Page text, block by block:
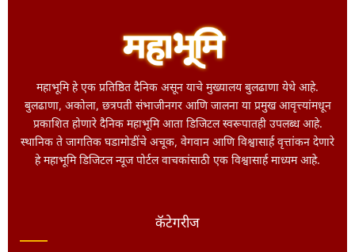
महाभूमि हे एक प्रतिष्ठित दैनिक असून याचे मुख्यालय बुलढाणा येथे आहे.
बुलढाणा, अकोला, छत्रपती संभाजीनगर आणि जालना या प्रमुख आवृत्त्यांमधून
प्रकाशित होणारे दैनिक महाभूमि आता डिजिटल स्वरूपातही उपलब्ध आहे.
स्थानिक ते जागतिक घडामोडींचे अचूक, वेगवान आणि विश्वासार्ह वृत्तांकन देणारे
हे महाभूमि डिजिटल न्यूज पोर्टल वाचकांसाठी एक विश्वासार्ह माध्यम आहे.
कॅटेगरीज